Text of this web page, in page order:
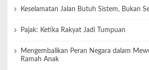
Keselamatan Jalan Butuh Sistem, Bukan
Pajak: Ketika Rakyat Jadi Tumpuan
Mengembalikan Peran Negara dalam
Ramah Anak